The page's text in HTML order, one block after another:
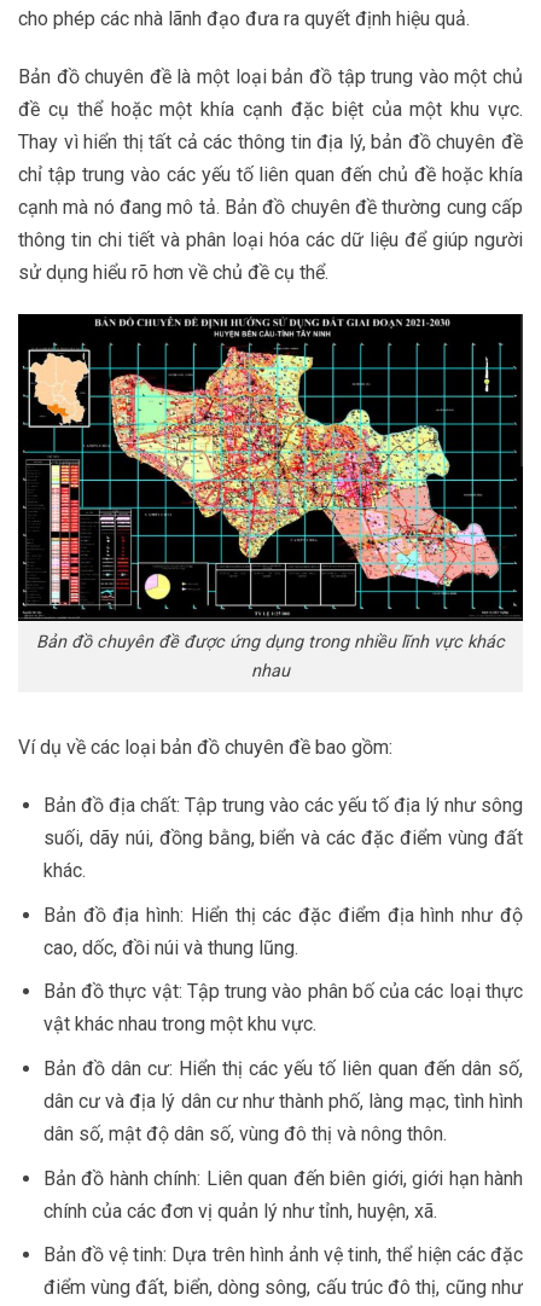
cho phép các nhà lãnh đạo đưa ra quyết định hiệu quả.
Bản đồ chuyên đề là một loại bản đồ tập trung vào một chủ
đề cụ thể hoặc một khía cạnh đặc biệt của một khu vực.
Thay vì hiển thị tất cả các thông tin địa lý, bản đồ chuyên đề
chỉ tập trung vào các yếu tố liên quan đến chủ đề hoặc khía
cạnh mà nó đang mô tả. Bản đồ chuyên đề thường cung cấp
thông tin chi tiết và phân loại hóa các dữ liệu để giúp người
sử dụng hiểu rõ hơn về chủ đề cụ thể.
Bản đồ chuyên đề được ứng dụng trong nhiều lĩnh vực khác
nhau
Ví dụ về các loại bản đồ chuyên đề bao gồm:
Bản đồ địa chất: Tập trung vào các yếu tố địa lý như sông
suối, dãy núi, đồng bằng, biển và các đặc điểm vùng đất
khác.
Bản đồ địa hình: Hiển thị các đặc điểm địa hình như độ
cao, dốc, đồi núi và thung lũng.
Bản đồ thực vật: Tập trung vào phân bố của các loại thực
vật khác nhau trong một khu vực.
Bản đồ dân cư: Hiển thị các yếu tố liên quan đến dân số,
dân cư và địa lý dân cư như thành phố, làng mạc, tình hình
dân số, mật độ dân số, vùng đô thị và nông thôn.
Bản đồ hành chính: Liên quan đến biên giới, giới hạn hành
chính của các đơn vị quản lý như tỉnh, huyện, xã.
Bản đồ vệ tinh: Dựa trên hình ảnh vệ tinh, thể hiện các đặc
điểm vùng đất, biển, dòng sông, cấu trúc đô thị, cũng như